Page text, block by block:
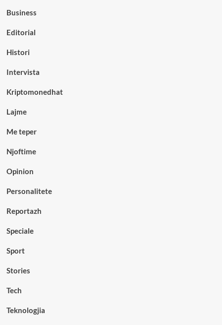
Business
Editorial
Histori
Intervista
Kriptomonedhat
Lajme
Me teper
Njoftime
Opinion
Personalitete
Reportazh
Speciale
Sport
Stories
Tech
Teknologjia